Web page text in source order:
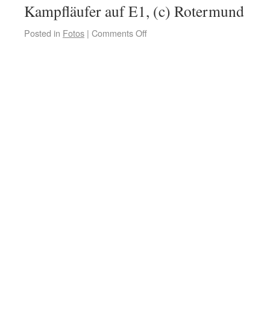
Kampfläufer auf E1, (c) Rotermund
Posted in Fotos | Comments Off